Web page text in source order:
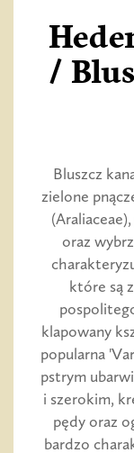
/
Bluszcz
zielone
oraz
które są
klapowany
popularna
pstrym
i szerokim,
pędy oraz
bardzo